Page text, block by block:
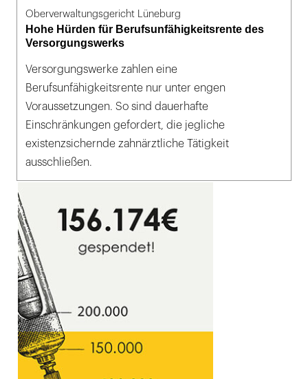
Oberverwaltungsgericht Lüneburg
Hohe Hürden für Berufsunfähigkeitsrente des
Versorgungswerks
Versorgungswerke zahlen eine
Berufsunfähigkeitsrente nur unter engen
Voraussetzungen. So sind dauerhafte
Einschränkungen gefordert, die jegliche
existenzsichernde zahnärztliche Tätigkeit
ausschließen.